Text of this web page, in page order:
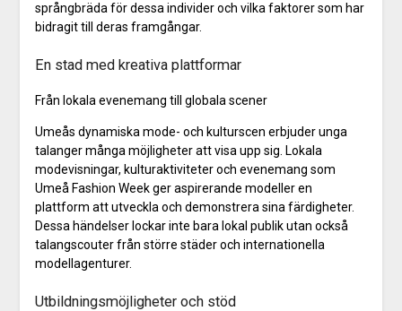
språngbräda för dessa individer och vilka faktorer som har
bidragit till deras framgångar.
En stad med kreativa plattformar
Från lokala evenemang till globala scener
Umeås dynamiska mode- och kulturscen erbjuder unga
talanger många möjligheter att visa upp sig. Lokala
modevisningar, kulturaktiviteter och evenemang som
Umeå Fashion Week ger aspirerande modeller en
plattform att utveckla och demonstrera sina färdigheter.
Dessa händelser lockar inte bara lokal publik utan också
talangscouter från större städer och internationella
modellagenturer.
Utbildningsmöjligheter och stöd